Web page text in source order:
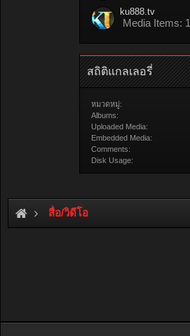
ku888.tv
Media Items: 1
สถิติแกลเลอรี่
หมวดหมู่:
Albums:
Uploaded Media:
Embedded Media:
Comments:
Disk Usage:
สื่อ/วิดีโอ